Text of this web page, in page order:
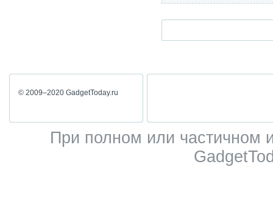
© 2009–2020 GadgetToday.ru
При полном или частичном